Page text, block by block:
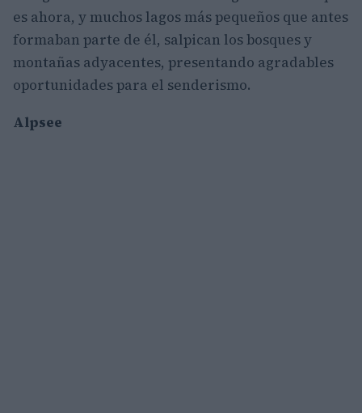
es ahora, y muchos lagos más pequeños que antes
formaban parte de él, salpican los bosques y
montañas adyacentes, presentando agradables
oportunidades para el senderismo.
Alpsee